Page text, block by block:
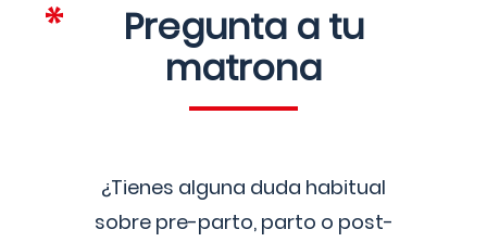
Pregunta a tu
matrona
¿Tienes alguna duda habitual
sobre pre-parto, parto o post-